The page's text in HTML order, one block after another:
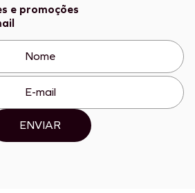
e promoções
ENVIAR